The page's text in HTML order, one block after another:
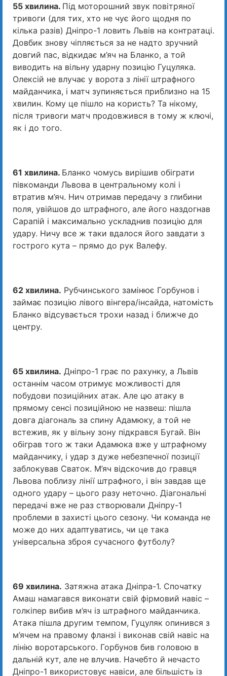
55 хвилина. Під моторошний звук повітряної
тривоги (для тих, хто не чує його щодня по
кілька разів) Дніпро-1 ловить Львів на контратаці.
Довбик знову чіпляється за не надто зручний
довгий пас, відкидає м’яч на Бланко, а той
виводить на вільну ударну позицію Гуцуляка.
Олексій не влучає у ворота з лінії штрафного
майданчика, і матч зупиняється приблизно на 15
хвилин. Кому це пішло на користь? Та нікому,
після тривоги матч продовжився в тому ж ключі,
як і до того.
61 хвилина. Бланко чомусь вирішив обіграти
півкоманди Львова в центральному колі і
втратив м’яч. Нич отримав передачу з глибини
поля, увійшов до штрафного, але його наздогнав
Сарапій і максимально ускладнив позицію для
удару. Ничу все ж таки вдалося його завдати з
гострого кута – прямо до рук Валефу.
62 хвилина. Рубчинського замінює Горбунов і
займає позицію лівого вінгера/інсайда, натомість
Бланко відсувається трохи назад і ближче до
центру.
65 хвилина. Дніпро-1 грає по рахунку, а Львів
останнім часом отримує можливості для
побудови позиційних атак. Але цю атаку в
прямому сенсі позиційною не назвеш: пішла
довга діагональ за спину Адамюку, а той не
встежив, як у вільну зону підкрався Бугай. Він
обіграв того ж таки Адамюка вже у штрафному
майданчику, і удар з дуже небезпечної позиції
заблокував Сваток. М’яч відскочив до гравця
Львова поблизу лінії штрафного, і він завдав ще
одного удару – цього разу неточно. Діагональні
передачі вже не раз створювали Дніпру-1
проблеми в захисті цього сезону. Чи команда не
може до них адаптуватись, чи це така
універсальна зброя сучасного футболу?
69 хвилина. Затяжна атака Дніпра-1. Спочатку
Амаш намагався виконати свій фірмовий навіс –
голкіпер вибив м’яч із штрафного майданчика.
Атака пішла другим темпом, Гуцуляк опинився з
м’ячем на правому фланзі і виконав свій навіс на
лінію воротарського. Горбунов бив головою в
дальній кут, але не влучив. Начебто й нечасто
Дніпро-1 використовує навіси, але більшість із